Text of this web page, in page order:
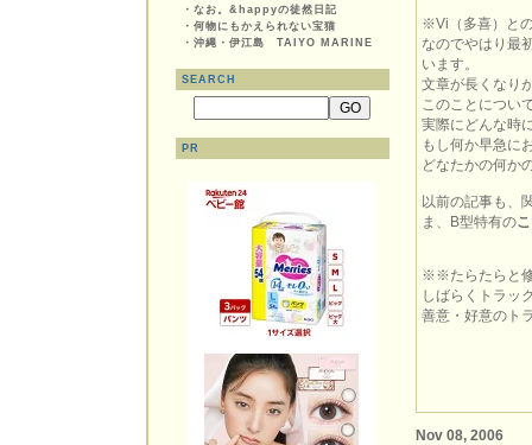
・ なお。&happyの徒然日記
・ 何物にもかえられない宝猫
・ 沖縄・伊江島 TAIYO MARINE
SEARCH
PR
※Vi（多喜）と
なのでやはり最
います。
文章が長くなり
このことについ
実際にどんな時
もし何か早急に
どなたかの何か
以前の記事も、
ま、B型特有の
※※たらたらと修
しばらくトラッ
善意・好意のト
Nov 08, 2006